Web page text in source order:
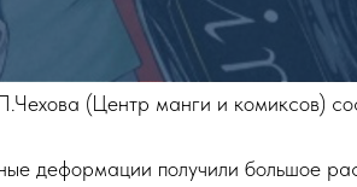
(Центр манги и комиксов)
деформации получили большое